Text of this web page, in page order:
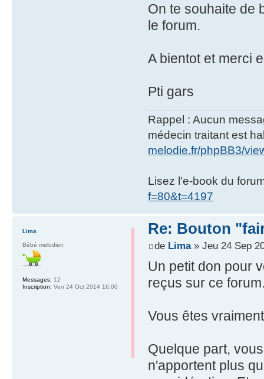
On te souhaite de
le forum.
A bientot et merci
Pti gars
Rappel : Aucun
médecin traitant est
melodie.fr/phpBB3/
Lisez l'e-book du
f=80&t=4197
Re: Bouton
de Lima» Jeu 24 Sep
Un petit don pour
reçus sur ce
Vous êtes
Quelque part,
n'apportent plus
Lima
Bébé melodien
Messages: 12
Inscription: Ven 24 Oct 2014 16:00